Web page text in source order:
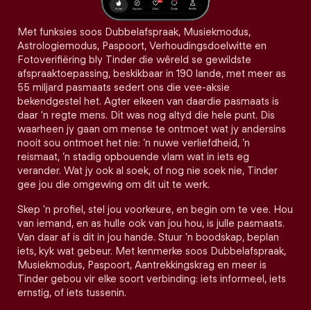
Met funksies soos Dubbelafspraak, Musiekmodus,
Astrologiemodus, Paspoort, Verhoudingsdoelwitte en
Fotoverifiëring bly Tinder die wêreld se gewildste
afspraaktoepassing, beskikbaar in 190 lande, met meer as
55 miljard pasmaats sedert ons die vee-aksie
bekendgestel het. Agter elkeen van daardie pasmaats is
daar 'n regte mens. Dit was nog altyd die hele punt. Dis
waarheen jy gaan om mense te ontmoet wat jy andersins
nooit sou ontmoet het nie: ’n nuwe verliefdheid, ’n
reismaat, ’n stadig opbouende vlam wat in iets eg
verander. Wat jy ook al soek, of nog nie soek nie, Tinder
gee jou die omgewing om dit uit te werk.
Skep 'n profiel, stel jou voorkeure, en begin om te vee. Hou
van iemand, en as hulle ook van jou hou, is julle pasmaats.
Van daar af is dit in jou hande. Stuur ’n boodskap, beplan
iets, kyk wat gebeur. Met kenmerke soos Dubbelafspraak,
Musiekmodus, Paspoort, Aantrekkingskrag en meer is
Tinder gebou vir elke soort verbinding: iets informeel, iets
ernstig, of iets tussenin.